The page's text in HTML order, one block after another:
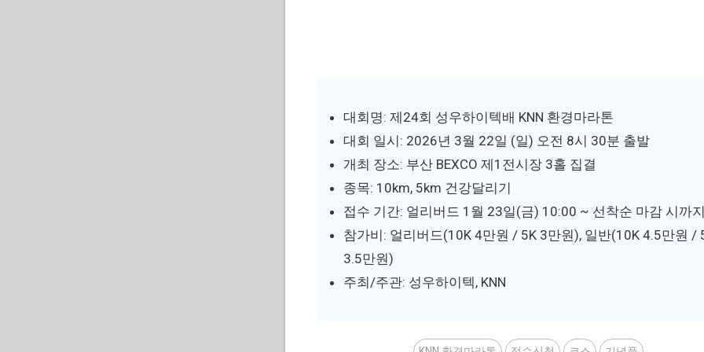
대회명: 제24회 성우하이텍배 KNN 환경마라톤
대회 일시: 2026년 3월 22일 (일) 오전 8시 30분 출발
개최 장소: 부산 BEXCO 제1전시장 3홀 집결
종목: 10km, 5km 건강달리기
접수 기간: 얼리버드 1월 23일(금) 10:00 ~ 선착순 마감 시까
참가비: 얼리버드(10K 4만원 / 5K 3만원), 일반(10K 4.5만원 /
3.5만원)
주최/주관: 성우하이텍, KNN